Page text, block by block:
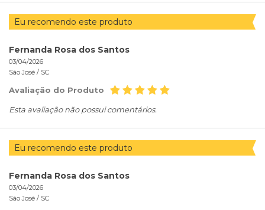
Eu recomendo este produto
Fernanda Rosa dos Santos
03/04/2026
São José / SC
Avaliação do Produto
Esta avaliação não possui comentários.
Eu recomendo este produto
Fernanda Rosa dos Santos
03/04/2026
São José / SC